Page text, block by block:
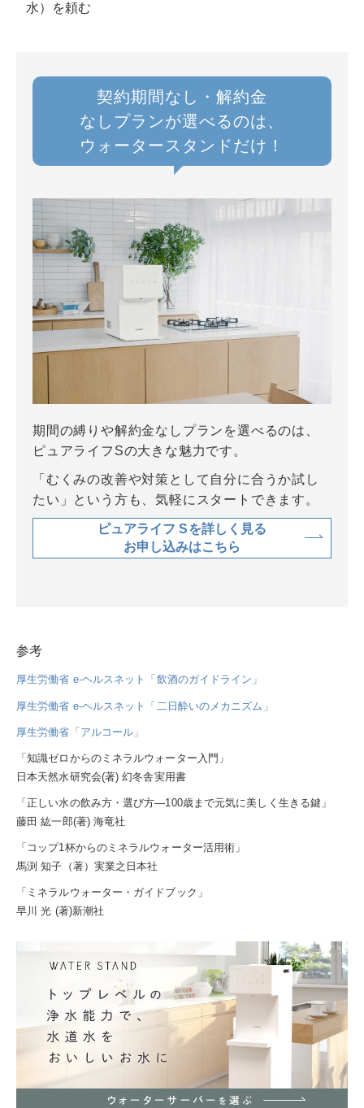
水）を頼む
契約期間なし・解約金
なしプランが選べるのは、
ウォータースタンドだけ！
期間の縛りや解約金なしプランを選べるのは、
ピュアライフSの大きな魅力です。
「むくみの改善や対策として自分に合うか試し
たい」という方も、気軽にスタートできます。
ピュアライフ Sを詳しく見る
お申し込みはこちら
参考
厚生労働省 e-ヘルスネット「飲酒のガイドライン」
厚生労働省 e-ヘルスネット「二日酔いのメカニズム」
厚生労働省「アルコール」
「知識ゼロからのミネラルウォーター入門」
日本天然水研究会(著) 幻冬舎実用書
「正しい水の飲み方・選び方―100歳まで元気に美しく生きる鍵」
藤田 紘一郎(著) 海竜社
「コップ1杯からのミネラルウォーター活用術」
馬渕 知子（著）実業之日本社
「ミネラルウォーター・ガイドブック」
早川 光 (著)新潮社